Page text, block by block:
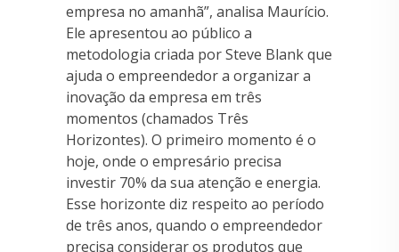
empresa no amanhã”, analisa Maurício.
Ele apresentou ao público a
metodologia criada por Steve Blank que
ajuda o empreendedor a organizar a
inovação da empresa em três
momentos (chamados Três
Horizontes). O primeiro momento é o
hoje, onde o empresário precisa
investir 70% da sua atenção e energia.
Esse horizonte diz respeito ao período
de três anos, quando o empreendedor
precisa considerar os produtos que